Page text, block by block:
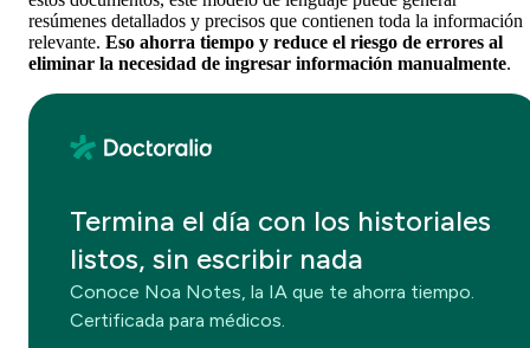
resúmenes detallados y precisos que contienen toda la información
relevante. Eso ahorra tiempo y reduce el riesgo de errores al
eliminar la necesidad de ingresar información manualmente.
Termina el día con los historiales
listos, sin escribir nada
Conoce Noa Notes, la IA que te ahorra tiempo.
Certificada para médicos.